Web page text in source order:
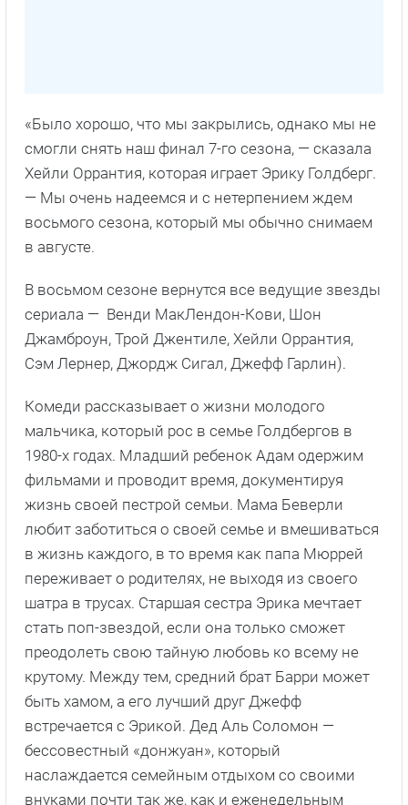
«Было хорошо, что мы закрылись, однако мы не
смогли снять наш финал 7-го сезона, — сказала
Хейли Оррантия, которая играет Эрику Голдберг.
— Мы очень надеемся и с нетерпением ждем
восьмого сезона, который мы обычно снимаем
в августе.
В восьмом сезоне вернутся все ведущие звезды
сериала — Венди МакЛендон-Кови, Шон
Джамброун, Трой Джентиле, Хейли Оррантия,
Сэм Лернер, Джордж Сигал, Джефф Гарлин).
Комеди рассказывает о жизни молодого
мальчика, который рос в семье Голдбергов в
1980-х годах. Младший ребенок Адам одержим
фильмами и проводит время, документируя
жизнь своей пестрой семьи. Мама Беверли
любит заботиться о своей семье и вмешиваться
в жизнь каждого, в то время как папа Мюррей
переживает о родителях, не выходя из своего
шатра в трусах. Старшая сестра Эрика мечтает
стать поп-звездой, если она только сможет
преодолеть свою тайную любовь ко всему не
крутому. Между тем, средний брат Барри может
быть хамом, а его лучший друг Джефф
встречается с Эрикой. Дед Аль Соломон —
бессовестный «донжуан», который
наслаждается семейным отдыхом со своими
внуками почти так же, как и еженедельным